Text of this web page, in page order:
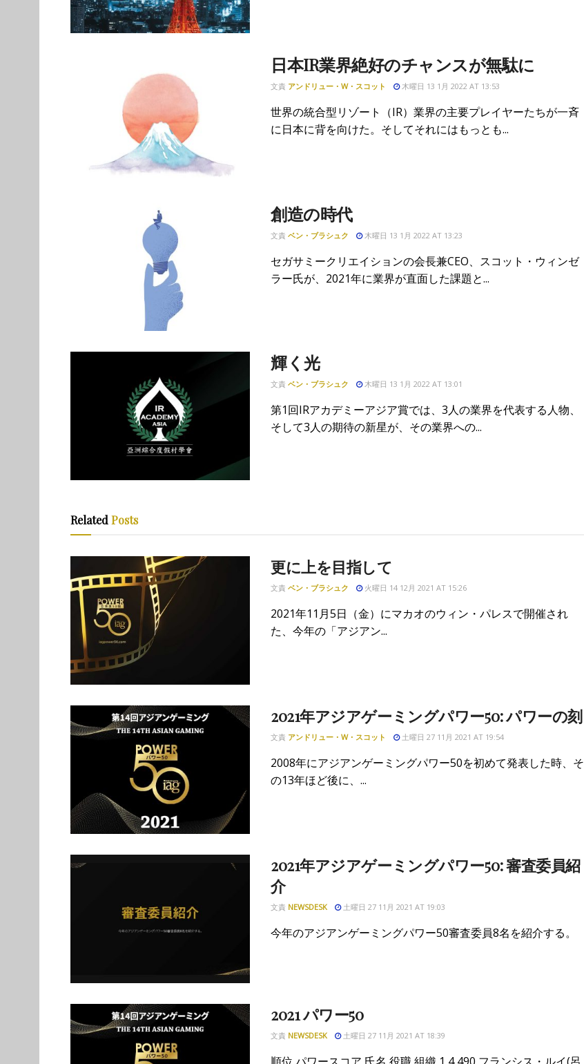
日本IR業界絶好のチャンスが無駄に
文責 アンドリュー・W・スコット 木曜日 13 1月 2022 AT 13:53
世界の統合型リゾート（IR）業界の主要プレイヤーたちが一斉
に日本に背を向けた。そしてそれにはもっとも...
創造の時代
文責 ベン・ブラシュク 木曜日 13 1月 2022 AT 13:23
セガサミークリエイションの会長兼CEO、スコット・ウィンゼ
ラー氏が、2021年に業界が直面した課題と...
輝く光
文責 ベン・ブラシュク 木曜日 13 1月 2022 AT 13:01
第1回IRアカデミーアジア賞では、3人の業界を代表する人物、
そして3人の期待の新星が、その業界への...
RelatedPosts
更に上を目指して
文責 ベン・ブラシュク 火曜日 14 12月 2021 AT 15:26
2021年11月5日（金）にマカオのウィン・パレスで開催され
た、今年の「アジアン...
2021年アジアゲーミングパワー50: パワーの刻
文責 アンドリュー・W・スコット 土曜日 27 11月 2021 AT 19:54
2008年にアジアンゲーミングパワー50を初めて発表した時、そ
の13年ほど後に、...
2021年アジアゲーミングパワー50: 審査委員紹
介
文責 NEWSDESK 土曜日 27 11月 2021 AT 19:03
今年のアジアンゲーミングパワー50審査委員8名を紹介する。
2021 パワー50
文責 NEWSDESK 土曜日 27 11月 2021 AT 18:39